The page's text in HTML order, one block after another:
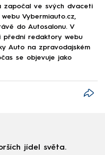
započal ve svých dvaceti
Vybermiauto.cz,
do Autosalonu. V
přední redaktory webu
Auto na zpravodajském
se objevuje jako
jídel světa.